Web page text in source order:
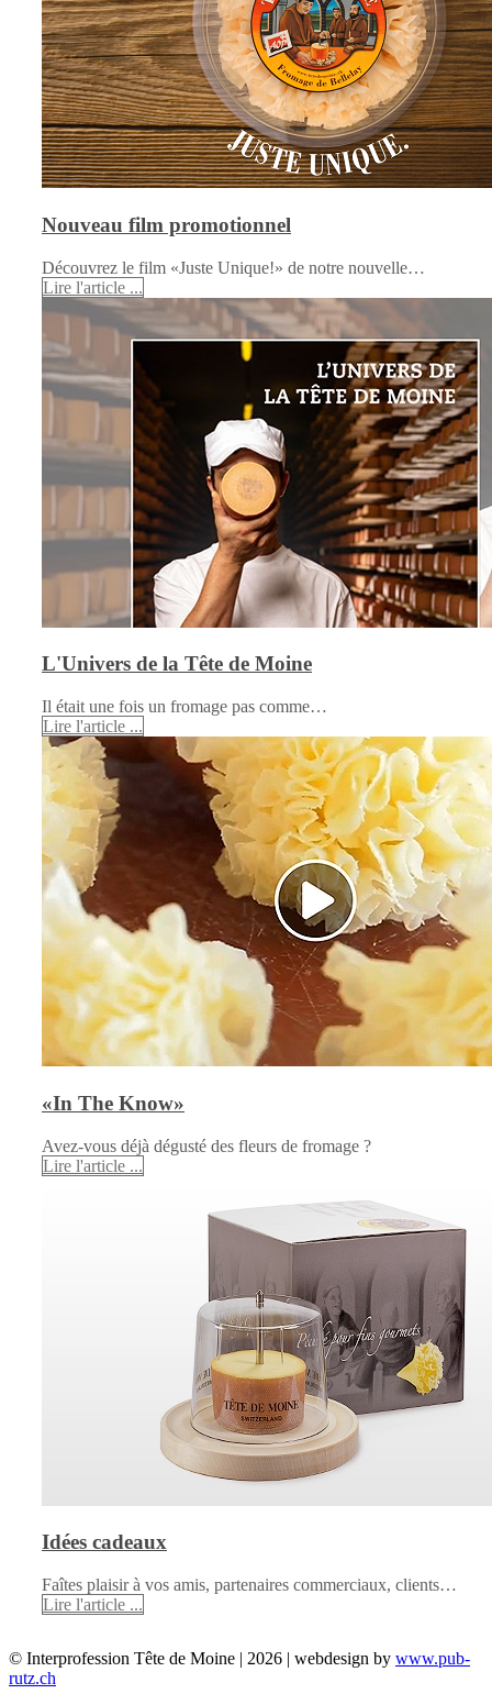
Nouveau film promotionnel
Découvrez le film «Juste Unique!» de notre nouvelle…
Lire l'article ...
L'Univers de la Tête de Moine
Il était une fois un fromage pas comme…
Lire l'article ...
«In The Know»
Avez-vous déjà dégusté des fleurs de fromage ?
Lire l'article ...
Idées cadeaux
Faîtes plaisir à vos amis, partenaires commerciaux, clients…
Lire l'article ...
© Interprofession Tête de Moine | 2026 | webdesign by www.pub-
rutz.ch